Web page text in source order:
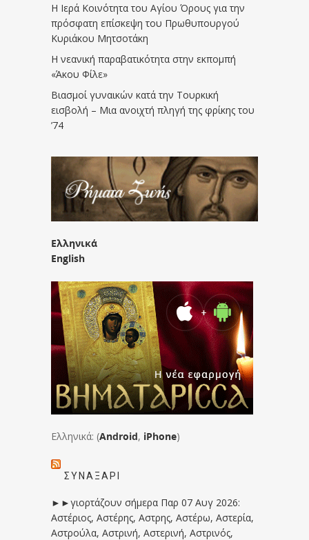
Η Ιερά Κοινότητα του Αγίου Όρους για την
πρόσφατη επίσκεψη του Πρωθυπουργού
Κυριάκου Μητσοτάκη
Η νεανική παραβατικότητα στην εκπομπή
«Άκου Φίλε»
Βιασμοί γυναικών κατά την Τουρκική
εισβολή – Μια ανοιχτή πληγή της φρίκης του
’74
Ελληνικά
English
Ελληνικά: (Android, iPhone)
ΣΥΝΑΞΆΡΙ
►►γιορτάζουν σήμερα Παρ 07 Αυγ 2026:
Αστέριος, Αστέρης, Αστρης, Αστέρω, Αστερία,
Αστρούλα, Αστρινή, Αστερινή, Αστρινός,